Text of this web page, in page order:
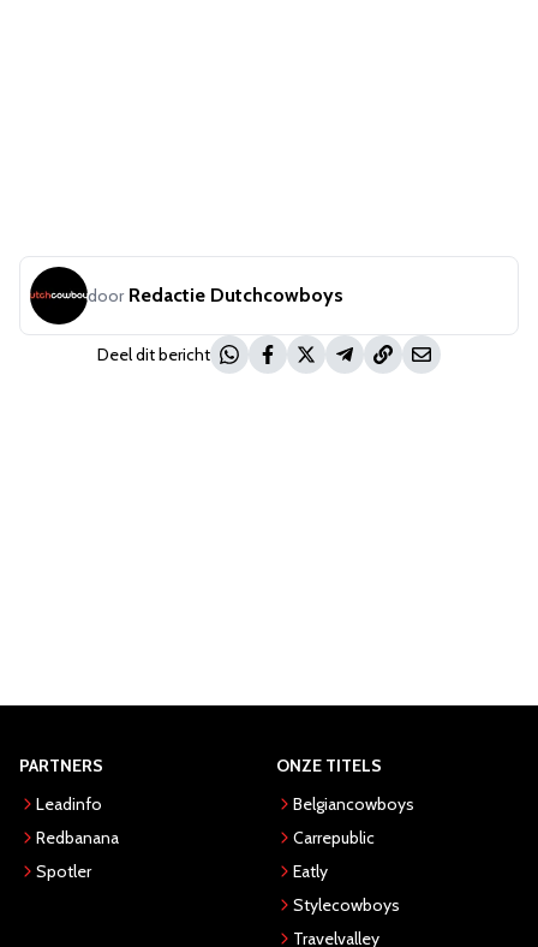
door Redactie Dutchcowboys
Deel dit bericht
PARTNERS
Leadinfo
Redbanana
Spotler
ONZE TITELS
Belgiancowboys
Carrepublic
Eatly
Stylecowboys
Travelvalley